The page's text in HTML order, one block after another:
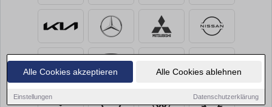
Alle Cookies akzeptieren Alle Cookies ablehnen
Einstellungen Datenschutzerklärung